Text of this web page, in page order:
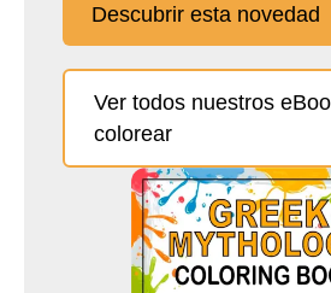
Descubrir esta novedad
Ver todos nuestros
colorear